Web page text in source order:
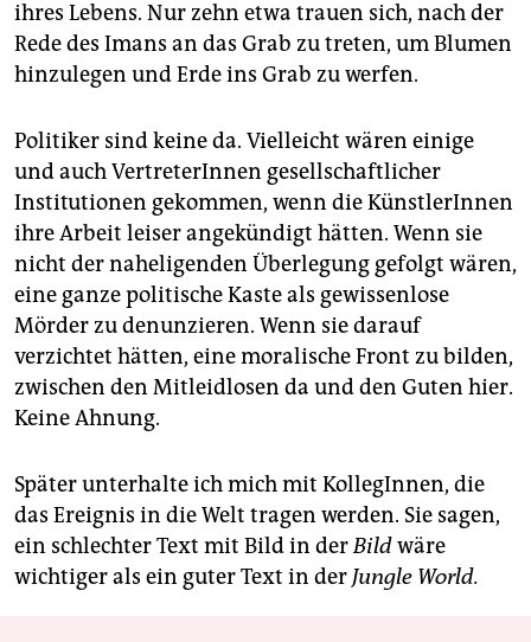
ihres Lebens. Nur zehn etwa trauen sich, nach der
Rede des Imans an das Grab zu treten, um Blumen
hinzulegen und Erde ins Grab zu werfen.
Politiker sind keine da. Vielleicht wären einige
und auch VertreterInnen gesellschaftlicher
Institutionen gekommen, wenn die KünstlerInnen
ihre Arbeit leiser angekündigt hätten. Wenn sie
nicht der naheligenden Überlegung gefolgt wären,
eine ganze politische Kaste als gewissenlose
Mörder zu denunzieren. Wenn sie darauf
verzichtet hätten, eine moralische Front zu bilden,
zwischen den Mitleidlosen da und den Guten hier.
Keine Ahnung.
Später unterhalte ich mich mit KollegInnen, die
das Ereignis in die Welt tragen werden. Sie sagen,
ein schlechter Text mit Bild in derBildwäre
wichtiger als ein guter Text in der Jungle World.